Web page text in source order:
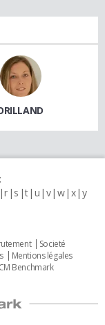
r s t u v w x y
Societé
Mentions légales
Benchmark